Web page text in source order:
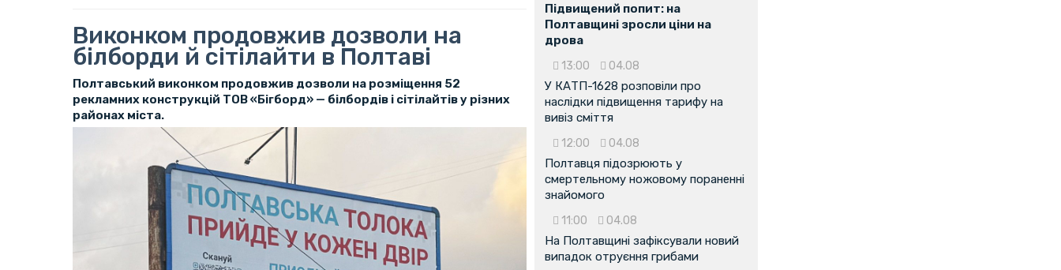
Виконком продовжив дозволи на
білборди й сітілайти в Полтаві
Полтавський виконком продовжив дозволи на розміщення 52
рекламних конструкцій ТОВ «Бігборд» — білбордів і сітілайтів у різних
районах міста.
Підвищений попит: на
Полтавщині зросли ціни на
дрова
13:00 04.08
У КАТП-1628 розповіли про
наслідки підвищення тарифу на
вивіз сміття
12:00 04.08
Полтавця підозрюють у
смертельному ножовому пораненні
знайомого
11:00 04.08
На Полтавщині зафіксували новий
випадок отруєння грибами